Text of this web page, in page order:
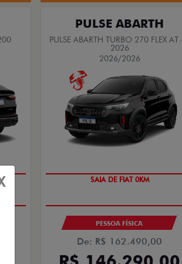
PULSE ABARTH
PULSE ABARTH TURBO 270 FLEX AT
2026
2026/2026
OPORTUNIDADE
PESSOA FÍSICA
De: R$ 162.490,00